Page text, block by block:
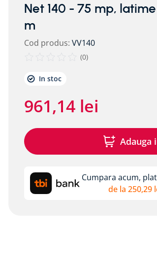
Net 140 - 75 mp,
m
Cod produs: VV140
(0)
In stoc
961,14 lei
Adauga
Cumpara acum,
de la 250,29